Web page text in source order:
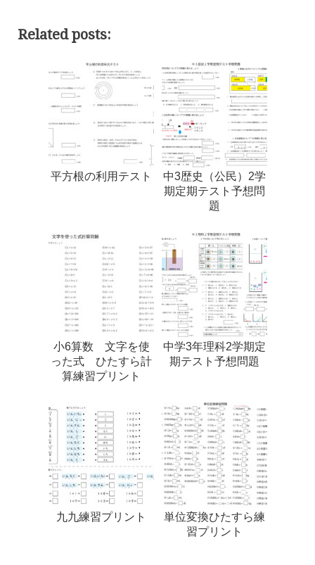
Related posts:
平方根の利用テスト
中3歴史（公民）2学
期定期テスト予想問
題
小6算数 文字を使
った式 ひたすら計
算練習プリント
中学3年理科2学期定
期テスト予想問題
九九練習プリント
単位変換ひたすら練
習プリント